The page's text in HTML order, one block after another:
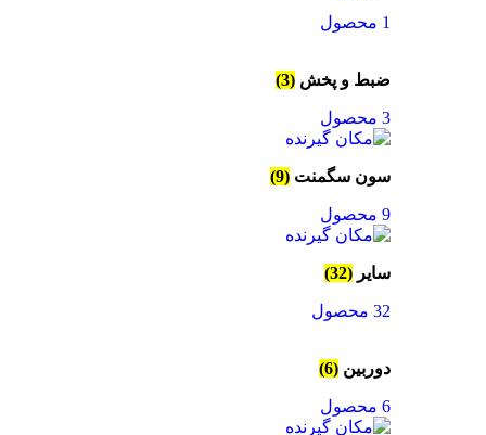
1 محصول
ضبط و پخش (3)
3 محصول
سون سگمنت (9)
9 محصول
سایر (32)
32 محصول
دوربین (6)
6 محصول